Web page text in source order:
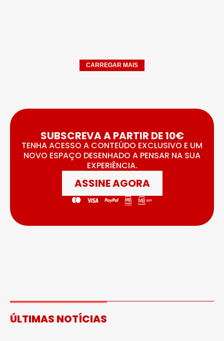
CARREGAR MAIS
SUBSCREVA A PARTIR DE 10€
TENHA ACESSO A CONTEÚDO EXCLUSIVO E UM
NOVO ESPAÇO DESENHADO A PENSAR NA SUA
EXPERIÊNCIA.
ASSINE AGORA
ÚLTIMAS NOTÍCIAS